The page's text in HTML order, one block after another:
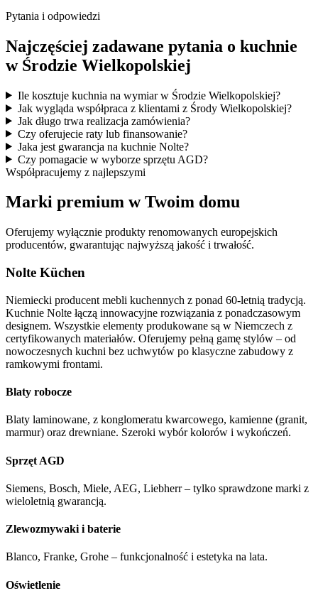
Pytania i odpowiedzi
Najczęściej zadawane pytania o kuchnie
w Środzie Wielkopolskiej
Ile kosztuje kuchnia na wymiar w Środzie Wielkopolskiej?
Jak wygląda współpraca z klientami z Środy Wielkopolskiej?
Jak długo trwa realizacja zamówienia?
Czy oferujecie raty lub finansowanie?
Jaka jest gwarancja na kuchnie Nolte?
Czy pomagacie w wyborze sprzętu AGD?
Współpracujemy z najlepszymi
Marki premium w Twoim domu
Oferujemy wyłącznie produkty renomowanych europejskich
producentów, gwarantując najwyższą jakość i trwałość.
Nolte Küchen
Niemiecki producent mebli kuchennych z ponad 60-letnią tradycją.
Kuchnie Nolte łączą innowacyjne rozwiązania z ponadczasowym
designem. Wszystkie elementy produkowane są w Niemczech z
certyfikowanych materiałów. Oferujemy pełną gamę stylów – od
nowoczesnych kuchni bez uchwytów po klasyczne zabudowy z
ramkowymi frontami.
Blaty robocze
Blaty laminowane, z konglomeratu kwarcowego, kamienne (granit,
marmur) oraz drewniane. Szeroki wybór kolorów i wykończeń.
Sprzęt AGD
Siemens, Bosch, Miele, AEG, Liebherr – tylko sprawdzone marki z
wieloletnią gwarancją.
Zlewozmywaki i baterie
Blanco, Franke, Grohe – funkcjonalność i estetyka na lata.
Oświetlenie